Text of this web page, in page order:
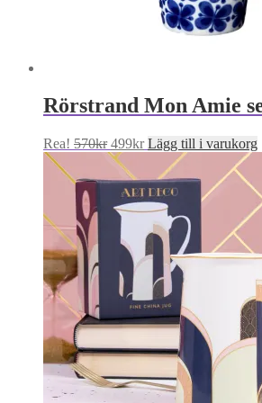
Rörstrand Mon Amie
Rea! 570kr Det
ursprungliga
priset
var:
570kr.
499krDet
nuvarande
priset
är:
499kr.
Lägg till i varukorg